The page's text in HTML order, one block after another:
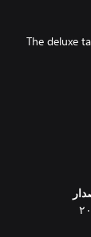
The deluxe